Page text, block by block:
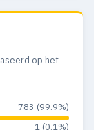
op het
783 (99.9%)
1 (0.1%)